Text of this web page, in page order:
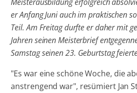
er Anfang Juni auch im praktischen
Teil. Am Freitag durfte er daher mit
Jahren seinen Meisterbrief
Samstag seinen 23. Geburtstag
"Es war eine schöne Woche, die
anstrengend war", resümiert Jan